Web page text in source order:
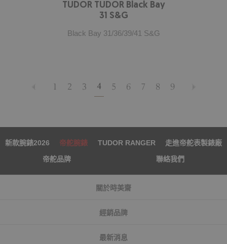
TUDOR TUDOR Black Bay
31 S&G
Black Bay 31/36/39/41 S&G
1 2 3 4 5 6 7 8 9
新款腕錶2026 帝舵腕錶 TUDOR RANGER
走進帝舵表製錶廠
帝舵品牌
聯絡我們
關於時美齋
經銷品牌
最新消息